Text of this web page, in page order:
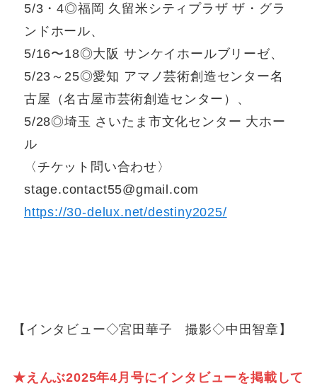
5/3・4◎福岡 久留米シティプラザ ザ・グラ
ンドホール、
5/16〜18◎大阪 サンケイホールブリーゼ、
5/23～25◎愛知 アマノ芸術創造センター名
古屋（名古屋市芸術創造センター）、
5/28◎埼玉 さいたま市文化センター 大ホー
ル
〈チケット問い合わせ〉
stage.contact55@gmail.com
https://30-delux.net/destiny2025/
【インタビュー◇宮田華子 撮影◇中田智章】
★えんぶ2025年4月号にインタビュー を掲載して